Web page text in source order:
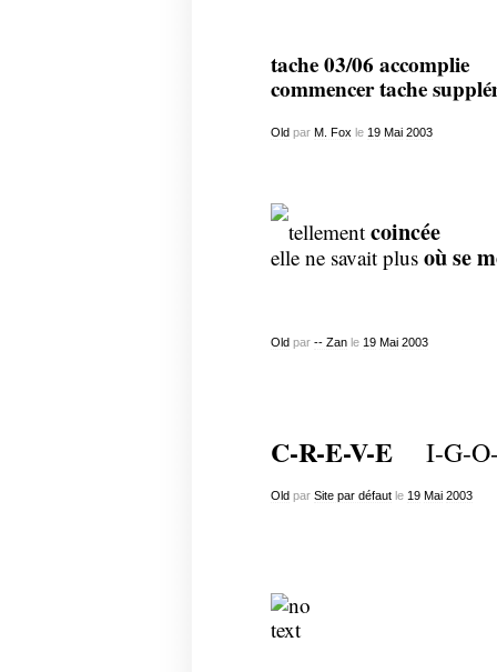
tache 03/06 accomplie
commencer tache
Old par M. Fox le 19 Mai 2003
tellementcoincée
elle ne savait plus où se
Oldpar -- Zanle 19 Mai 2003
C-R-E-V-EI-G-
Oldpar Site par défautle 19 Mai 2003